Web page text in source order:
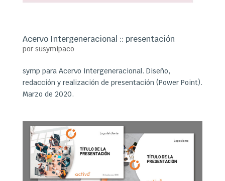
Acervo Intergeneracional :: presentación
por susymipaco
symp para Acervo Intergeneracional. Diseño,
redacción y realización de presentación (Power Point).
Marzo de 2020.